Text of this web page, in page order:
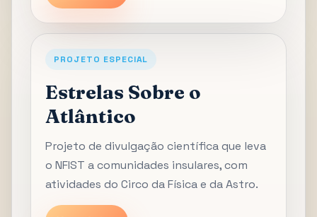
PROJETO ESPECIAL
Estrelas Sobre o
Atlântico
Projeto de divulgação científica que leva
o NFIST a comunidades insulares, com
atividades do Circo da Física e da Astro.